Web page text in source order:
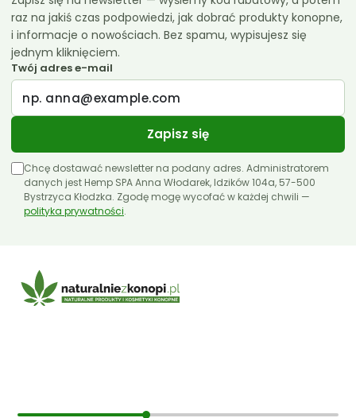
raz na jakiś czas podpowiedzi, jak dobrać produkty konopne,
i informacje o nowościach. Bez spamu, wypisujesz się
jednym kliknięciem.
Twój adres e-mail
Zapisz się
Chcę dostawać newsletter na podany adres. Administratorem
danych jest Hemp SPA Anna Włodarek, Idzików 104a, 57-500
Bystrzyca Kłodzka. Zgodę mogę wycofać w każdej chwili —
polityka prywatności.